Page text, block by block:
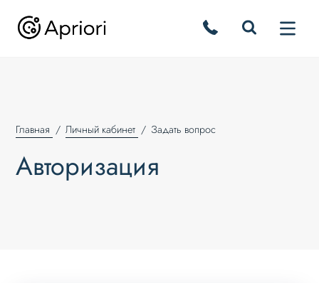
Главная Личный кабинет Задать вопрос
Авторизация